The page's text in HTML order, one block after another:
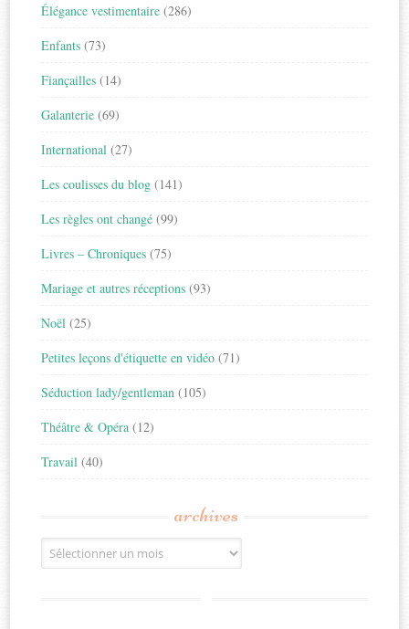
Élégance vestimentaire (286)
Enfants (73)
Fiançailles (14)
Galanterie (69)
International (27)
Les coulisses du blog (141)
Les règles ont changé (99)
Livres – Chroniques (75)
Mariage et autres réceptions (93)
Noël (25)
Petites leçons d'étiquette en vidéo (71)
Séduction lady/gentleman (105)
Théâtre & Opéra (12)
Travail (40)
archives
Archives